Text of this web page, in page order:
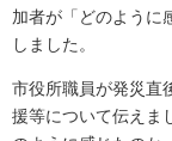
加者が「どのように
しました。
市役所職員が発災直
援等について伝えま